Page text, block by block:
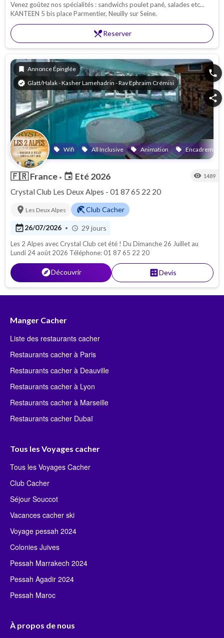
Venez goûtez nos spécialités : sandwichs poulet pané, salades etc...
KANTEEN 5 bis place Parmentier, Neuilly sur Seine.
restaurant_menuReserver
bookmark Annonce Épinglée
verified Glatt/Halak - Kasher Lamehadrin - Rav Ephraim Crémisi
local_offer Wifi local_offer All Inclusive local_offer Animation local_offer Encadrement
phone
share
🇫🇷France • event Eté 2026 visibility 1489
Crystal Club Les Deux Alpes - 01 87 65 22 20
location_on Les Deux Alpes beach_accessClub Cacher
event_available26/07/2026 • schedule 29 jours
Les 2 Alpes avec Crystal Club cet été ! Du Dimanche 26 Juillet au
Lundi 24 août 2026 Téléphone: 01 87 65 22 20
exploreDécouvrir calculateDevis
Manger Cacher
Liste des restaurants cacher
Restaurants cacher à Paris
Restaurants cacher à Deauville
Restaurants cacher à Lyon
Restaurants cacher à Marseille
Restaurants cacher Dubaï
Tous les Voyages cacher
Tous les Voyages Cacher
Club Cacher
Séjour Souccot
Vacances cacher ski
Voyage pessah 2024
Colonies Juives
Pessah Marrakech 2024
Pessah Agadir 2024
Pessah Maroc
À propos de nous